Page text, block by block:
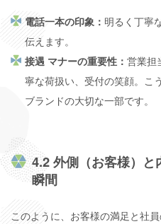
電話一本の印象： 明るく丁寧
伝えます。
接遇 マナーの重要性： 営業担
寧な荷扱い、受付の笑顔。こ
ブランドの大切な一部です。
4.2 外側（お客様）
瞬間
このように、お客様の満足と社